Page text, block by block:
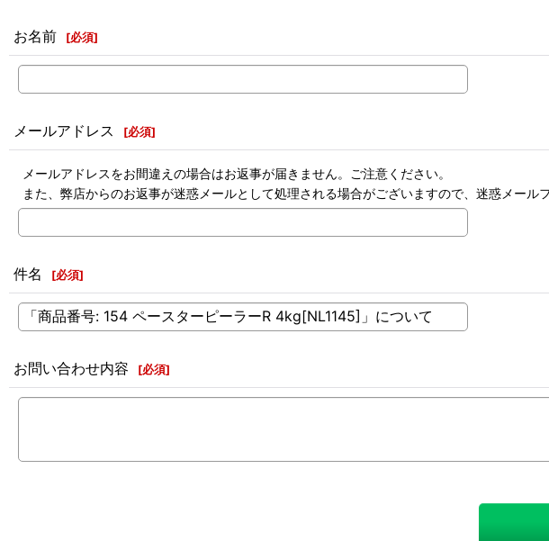
お名前 [必須]
メールアドレス [必須]
メールアドレスをお間違えの場合はお返事が届きません。ご注意ください。
また、弊店からのお返事が迷惑メールとして処理される場合がございますので、迷惑メール
件名 [必須]
お問い合わせ内容 [必須]